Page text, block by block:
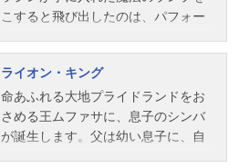
ます。※詳細や最新の配信情報は配
さい。DMMTV月額550円（税込）で
新作アニメから懐かしの名作まで見
放題の「DMMTV」。マルチデバイス
対応で、会員限定のお得な特典も盛
りだ...
キャット」古賀力ED：「みんな猫に
＆季節1972アニメ映画(C)Disney『お
しゃれキャット』公式ページ「ディ
ズニースタジオ」公式Twitter動画配
信情報【PR】※本ページは動画配信
サービスのプロモーションが含まれ
ニメスケジュール1991年7月21日
ゆみセバスチャン：上條恒彦アース
ラ／バネッサ：森公美子エリック：
井上和彦フランダー：大友大輔トリ
トン：久米明フロットサム＆ジェッ
トサム：森山周一郎スタッフ監督・
したのはあるプレゼント。ところ
ったパイプオルガンのフォルテは自
分の権力を保つために、邪魔者のベ
ルを陥れようとひそかに企み…。ロ
マンティックな話に彩りを添えるの
は、かわいいアンジェリークやピッ
こすると飛び出したのは、パフォー
願いごとをかなえてくれるというと
っても愉快な魔神のジーニー。とこ
ろが邪悪な右大臣ジャファーも、魔
法のランプを手に入れようと狙って
います。アラジンがジャファーをや
ライオン・キング
命あふれる大地プライドランドをお
さめる王ムファサに、息子のシンバ
が誕生します。父は幼い息子に、自